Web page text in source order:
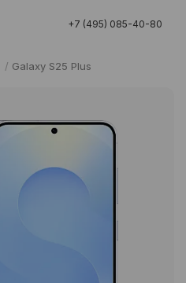
+7 (495) 085-40-80
/ Galaxy S25 Plus